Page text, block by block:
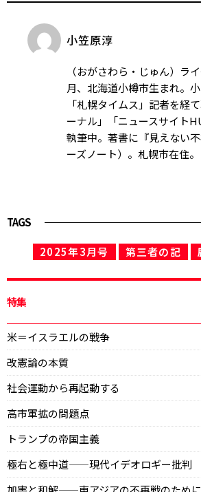
小笠原淳
（おがさわら・じゅん）ラ
月、北海道小樽市生まれ。小
「札幌タイムス」記者を経
ーナル」「ニュースサイト
執筆中。著書に『見えない
ーズノート）。札幌市在住。
TAGS
2025年3月号 第三者の記
特集
米＝イスラエルの戦争
改憲論の本質
社会運動から再起動する
高市軍拡の問題点
トランプの帝国主義
極右と極中道——現代イデオロギー批判